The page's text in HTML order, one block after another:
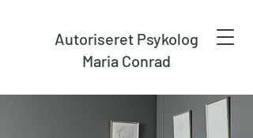
Autoriseret Psykolog
Maria Conrad